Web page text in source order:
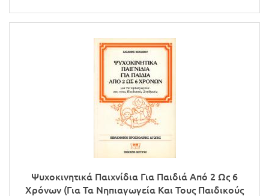
Ψυχοκινητικά Παιχνίδια Για Παιδιά Από 2 Ως 6
Χρόνων (για Τα Νηπιαγωγεία Και Τους Παιδικούς